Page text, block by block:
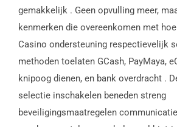
gemakkelijk . Geen opvulling meer,
kenmerken die overeenkomen met
Casino ondersteuning respectievelijk
methoden toelaten GCash, PayMaya,
knipoog dienen, en bank overdracht .
selectie inschakelen beneden streng
beveiligingsmaatregelen